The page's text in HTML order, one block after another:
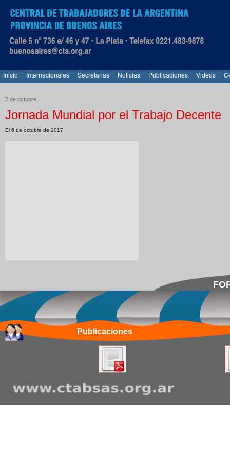
Inicio Internacionales Secretarias Noticias Publicaciones Videos
7 de octubre
Jornada Mundial por el Trabajo Decente
El 6 de octubre de 2017
Publicaciones